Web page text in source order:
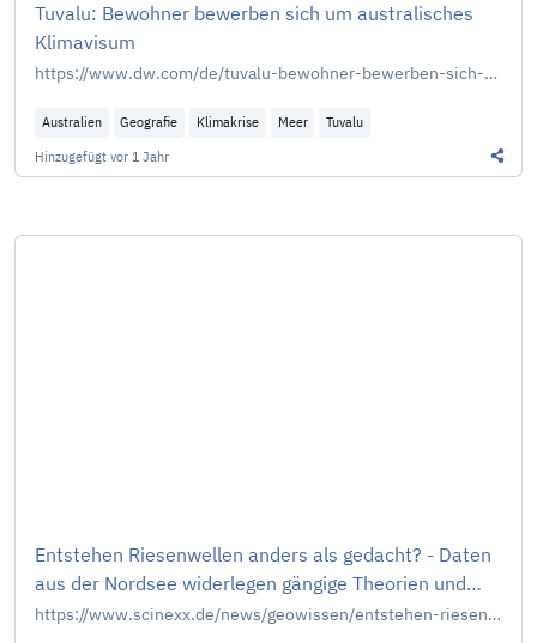
Tuvalu: Bewohner bewerben sich um australisches
Klimavisum
https://www.dw.com/de/tuvalu-bewohner-bewerben-sich-um-klimavisum-f%C3%BCr-australien/a-73241830
Australien Geografie Klimakrise Meer
Tuvalu
Hinzugefügt vor 1 Jahr
Entstehen Riesenwellen anders als gedacht? - Daten
aus der Nordsee widerlegen gängige Theorien und
verbessern die Frühwarnung
https://www.scinexx.de/news/geowissen/entstehen-riesenwellen-anders-als-gedacht/